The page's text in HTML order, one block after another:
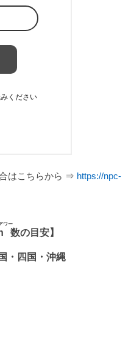
はこちらから ⇒ https://npc-
ワー
数の目安】
・四国・沖縄